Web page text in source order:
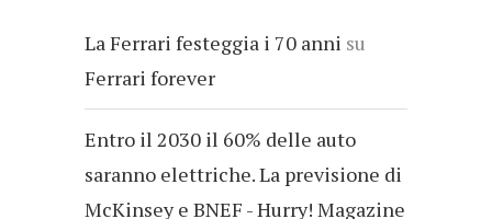
La Ferrari festeggia i 70 anni su
Ferrari forever
Entro il 2030 il 60% delle auto
saranno elettriche. La previsione di
McKinsey e BNEF - Hurry! Magazine